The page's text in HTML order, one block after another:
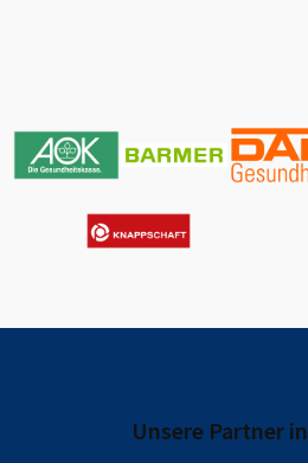
Unsere Partner in